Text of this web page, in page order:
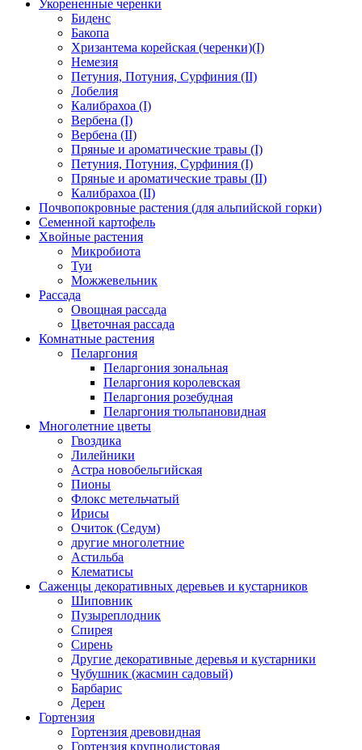
Укорененные черенки
Биденс
Бакопа
Хризантема корейская (черенки)(I)
Немезия
Петуния, Потуния, Сурфиния (II)
Лобелия
Калибрахоа (I)
Вербена (I)
Вербена (II)
Пряные и ароматические травы (I)
Петуния, Потуния, Сурфиния (I)
Пряные и ароматические травы (II)
Калибрахоа (II)
Почвопокровные растения (для альпийской горки)
Семенной картофель
Хвойные растения
Микробиота
Туи
Можжевельник
Рассада
Овощная рассада
Цветочная рассада
Комнатные растения
Пеларгония
Пеларгония зональная
Пеларгония королевская
Пеларгония розебудная
Пеларгония тюльпановидная
Многолетние цветы
Гвоздика
Лилейники
Астра новобельгийская
Пионы
Флокс метельчатый
Ирисы
Очиток (Седум)
другие многолетние
Астильба
Клематисы
Саженцы декоративных деревьев и кустарников
Шиповник
Пузыреплодник
Спирея
Сирень
Другие декоративные деревья и кустарники
Чубушник (жасмин садовый)
Барбарис
Дерен
Гортензия
Гортензия древовидная
Гортензия крупнолистовая